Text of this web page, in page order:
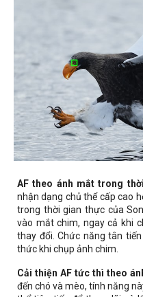
AF theo ánh mắt trong
nhận dạng chủ thể cấp cao
trong thời gian thực của
vào mắt chim, ngay cả khi
thay đổi. Chức năng tân
thức khi chụp ảnh chim.
Cải thiện AF tức thì theo
đến chó và mèo, tính năng